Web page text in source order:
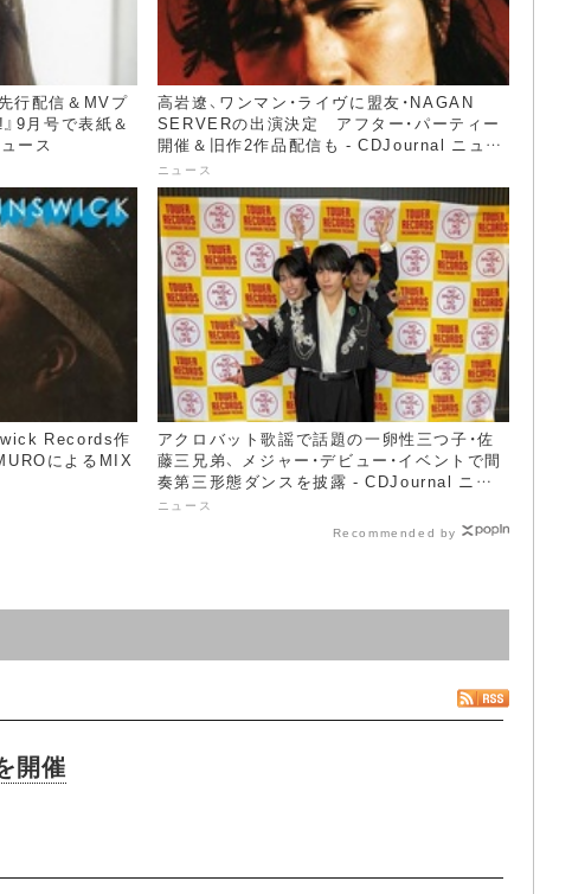
行配信＆MVプ
9月号で表紙＆
ース
高岩遼、ワンマン・ライヴに盟友・NAGAN
SERVERの出演決定 アフター・パーティー
開催＆旧作2作品配信も - CDJournal ニュー
ス
ニュース
Records作
によるMIX
アクロバット歌謡で話題の一卵性三つ子・佐
藤三兄弟、 メジャー・デビュー・イベントで間
奏第三形態ダンスを披露 - CDJournal ニュ
ース
ニュース
Recommended by
開催